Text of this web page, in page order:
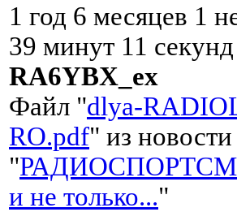
1 год 6 месяцев 1
39 минут 11 секунд
RA6YBX_ex
Файл "dlya-
RO.pdf" из новости
"
и не только..."